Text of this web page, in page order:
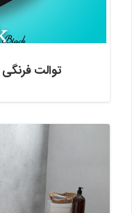
توالت